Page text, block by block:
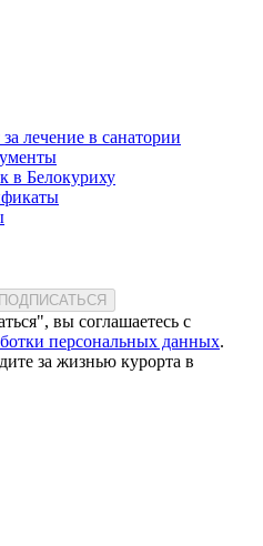
лечение в санатории
в Белокуриху
ПОДПИСАТЬСЯ
вы соглашаетесь с
персональных данных.
за жизнью курорта в